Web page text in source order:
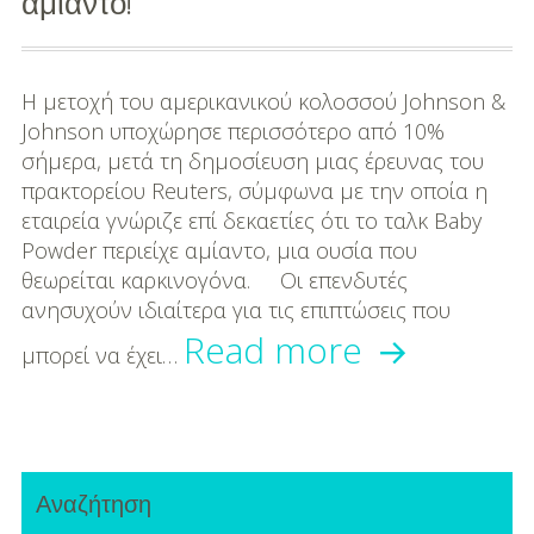
Διατροφή-Συνταγές
Συνταγές
Συμβουλές
Διατροφής
Υγεία – Ψυχολογία
Η μετοχή του αμερικανικού κολοσσού Johnson &
Johnson υποχώρησε περισσότερο από 10%
σήμερα, μετά τη δημοσίευση μιας έρευνας του
πρακτορείου Reuters, σύμφωνα με την οποία η
εταιρεία γνώριζε επί δεκαετίες ότι το ταλκ Baby
Powder περιείχε αμίαντο, μια ουσία που
θεωρείται καρκινογόνα. Οι επενδυτές
ανησυχούν ιδιαίτερα για τις επιπτώσεις που
μπορεί να έχει… Read more Reuters:
Primary
Αναζήτηση